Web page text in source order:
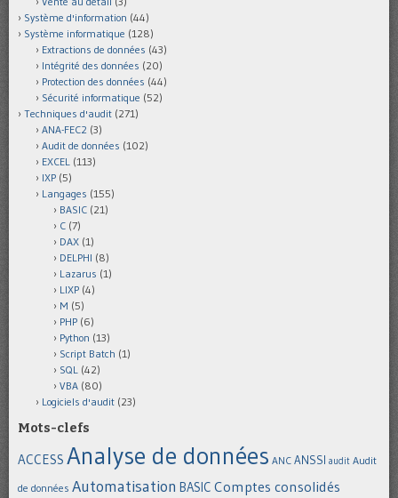
Système d'information (44)
Système informatique (128)
Extractions de données (43)
Intégrité des données (20)
Protection des données (44)
Sécurité informatique (52)
Techniques d'audit (271)
ANA-FEC2 (3)
Audit de données (102)
EXCEL (113)
IXP (5)
Langages (155)
BASIC (21)
C (7)
DAX (1)
DELPHI (8)
Lazarus (1)
LIXP (4)
M (5)
PHP (6)
Python (13)
Script Batch (1)
SQL (42)
VBA (80)
Logiciels d'audit (23)
Mots-clefs
ACCESS Analyse de données ANC ANSSI audit Audit
de données Automatisation BASIC Comptes consolidés